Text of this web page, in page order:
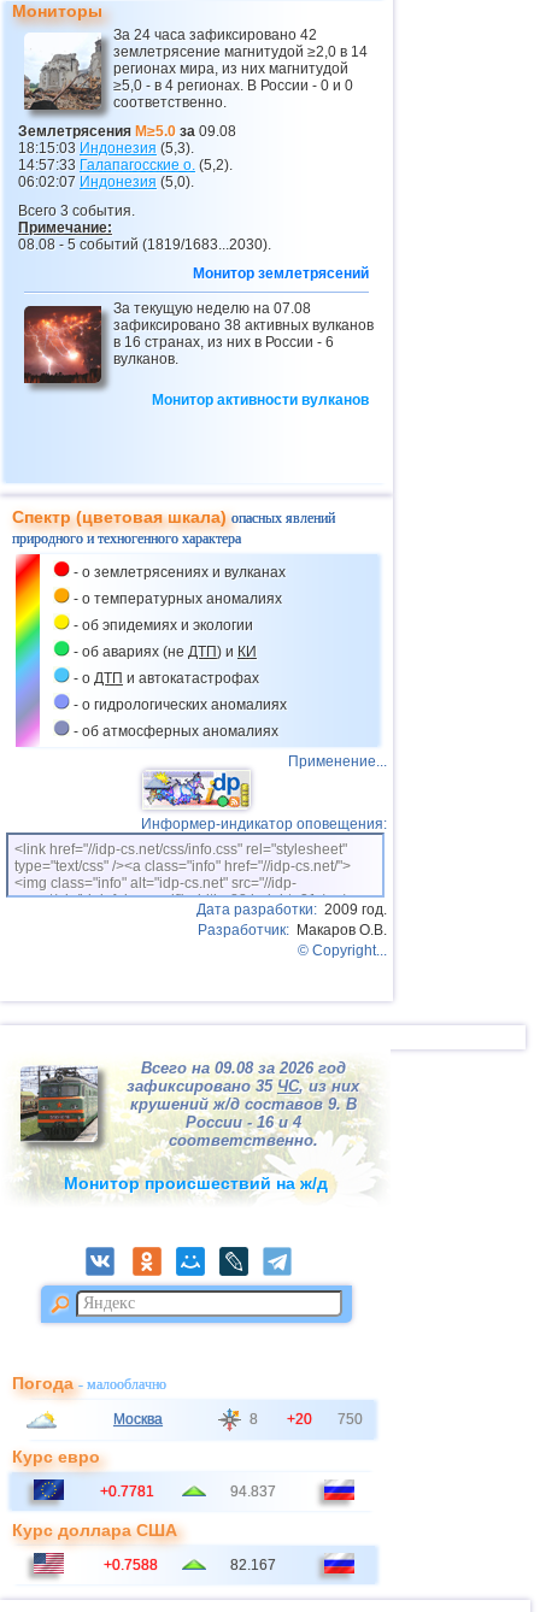
26 о.Виргинии (США)
27 Сальвадор 2,9...3,6 3
28 Венесуэла 3,6
29 Австрия
30 Коста-Рика
32 Гватемала
3,1 1
34 Гваделупа
35 Греция 3,0
36 Румыния
Мониторы
За 24 часа зафиксировано 42
землетрясение магнитудой ≥2,0 в 14
регионах мира, из них магнитудой
≥5,0 - в 4 регионах. В России - 0 и 0
соответственно.
Землетрясения M≥5.0 за 09.08
18:15:03 Индонезия (5,3).
14:57:33 Галапагосские о. (5,2).
06:02:07 Индонезия (5,0).
Всего 3 события.
Примечание:
08.08 - 5 событий (1819/1683...2030).
Монитор землетрясений
За текущую неделю на 07.08
зафиксировано 38 активных вулканов
в 16 странах, из них в России - 6
вулканов.
Монитор активности вулканов
Спектр (цветовая шкала)опасных явлений
природного и техногенного характера
- о землетрясениях и вулканах
- о температурных аномалиях
- об эпидемиях и экологии
- об авариях (не ДТП) и КИ
- о ДТП и автокатастрофах
- о гидрологических аномалиях
- об атмосферных аномалиях
Применение...
Информер-индикатор оповещения:
<link href="//idp-cs.net/css/info.css" rel="stylesheet"
type="text/css" /><a class="info" href="//idp-cs.net/">
<img class="info" alt="idp-cs.net" src="//idp-
cs.net/pix/idpinfok_sm.gif" width=88 height=31 /></a>
Дата разработки: 2009 год.
Разработчик: Макаров О.В.
© Copyright...
Всего на 09.08 за 2026 год
зафиксировано 35ЧС, из них
крушений ж/д составов 9. В
России - 16 и 4
соответственно.
Монитор происшествий на ж/д
Погода- малооблачно
Москва 8 +20 750
Курс евро
+0.7781 94.837
Курс доллара США
+0.7588 82.167